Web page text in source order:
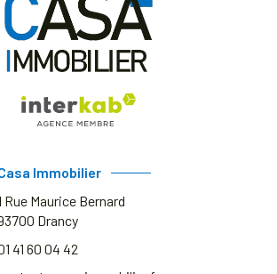
Immobilier
Rue Maurice Bernard
Drancy
41 60 04 42